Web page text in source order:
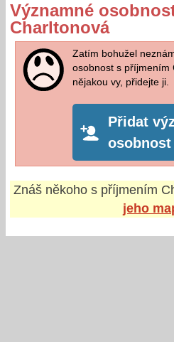
Významné
Charltonová
Zatím bohužel
osobnost s příjmením
nějakou vy, přidejte ji.
Přidat
osobnost
Znáš někoho s příjmením
jeho